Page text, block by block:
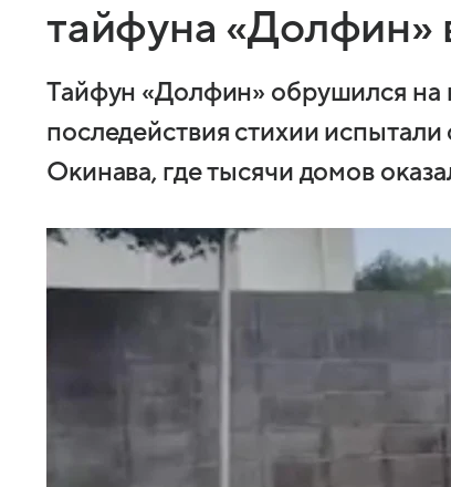
тайфуна «Долфин»
Тайфун «Долфин» обрушился на
последействия стихии
Окинава, где тысячи домов